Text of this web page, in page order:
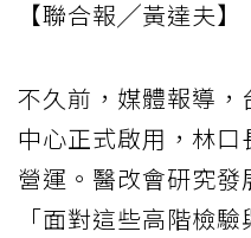
【聯合報╱黃達夫】
不久前，媒體報導
中心正式啟用，林
營運。醫改會研究發
「面對這些高階檢